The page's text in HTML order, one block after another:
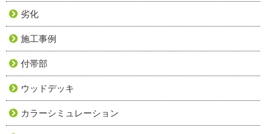
劣化
施工事例
付帯部
ウッドデッキ
カラーシミュレーション